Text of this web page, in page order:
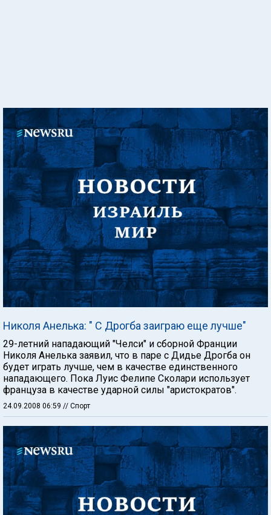
Николя Анелька: " С Дрогба заиграю еще лучше"
29-летний нападающий "Челси" и сборной Франции
Николя Анелька заявил, что в паре с Дидье Дрогба он
будет играть лучше, чем в качестве единственного
нападающего. Пока Луис Фелипе Сколари использует
француза в качестве ударной силы "аристократов".
24.09.2008 06:59 // Спорт